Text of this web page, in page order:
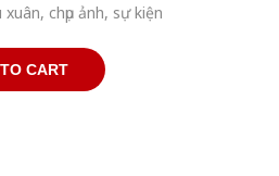
chụp ảnh, sự kiện
CART